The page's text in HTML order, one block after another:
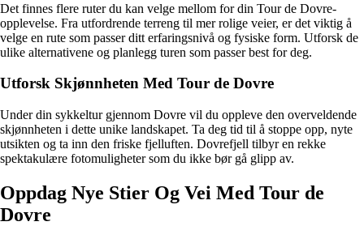
Det finnes flere ruter du kan velge mellom for din Tour de Dovre-
opplevelse. Fra utfordrende terreng til mer rolige veier, er det viktig å
velge en rute som passer ditt erfaringsnivå og fysiske form. Utforsk de
ulike alternativene og planlegg turen som passer best for deg.
Utforsk Skjønnheten Med Tour de Dovre
Under din sykkeltur gjennom Dovre vil du oppleve den overveldende
skjønnheten i dette unike landskapet. Ta deg tid til å stoppe opp, nyte
utsikten og ta inn den friske fjelluften. Dovrefjell tilbyr en rekke
spektakulære fotomuligheter som du ikke bør gå glipp av.
Oppdag Nye Stier Og Vei Med Tour de
Dovre